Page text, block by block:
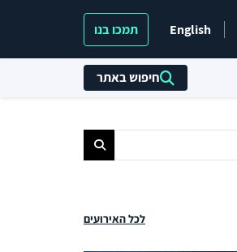
English תמכו בנו
חיפוש באתר
לכל האירועים